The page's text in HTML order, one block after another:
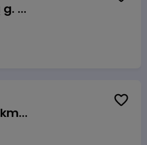
Kasininkas (-ė) - pardavėjas (-a), Bičiulių g. 36, Bukiškis, Vilnius
Prekių surinkėjas (-a) - pickeris, Senasis Ukmergės kelias 8, Avižieniai